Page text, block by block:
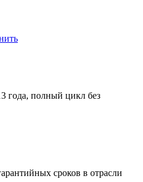
года, полный цикл без
сроков в отрасли